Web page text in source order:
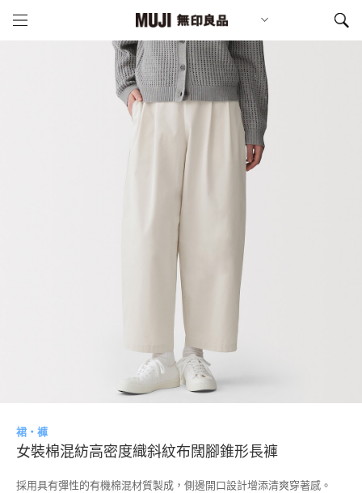
裙・褲
女裝棉混紡高密度織斜紋布闊腳錐形長褲
採用具有彈性的有機棉混材質製成，側邊開口設計增添清爽穿著感。